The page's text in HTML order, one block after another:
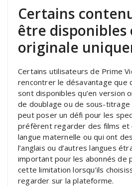
Certains
être disponibles
originale
Certains utilisateurs de Prime
rencontrer le désavantage que
sont disponibles qu’en version
de doublage ou de sous-titrage
peut poser un défi pour les
préfèrent regarder des films et
langue maternelle ou qui ont
l’anglais ou d’autres langues
important pour les abonnés de
cette limitation lorsqu’ils
regarder sur la plateforme.